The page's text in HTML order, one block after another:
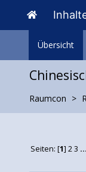
Übersicht
Raumcon
Seiten: [1]23